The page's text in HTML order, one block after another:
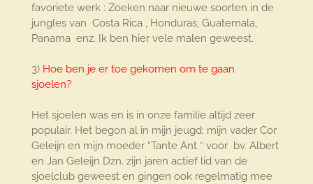
favoriete werk : Zoeken naar nieuwe soorten in de
jungles van Costa Rica , Honduras, Guatemala,
Panama enz. Ik ben hier vele malen geweest.
3) Hoe ben je er toe gekomen om te gaan
sjoelen?
Het sjoelen was en is in onze familie altijd zeer
populair. Het begon al in mijn jeugd; mijn vader Cor
Geleijn en mijn moeder “Tante Ant “ voor bv. Albert
en Jan Geleijn Dzn. zijn jaren actief lid van de
sjoelclub geweest en gingen ook regelmatig mee